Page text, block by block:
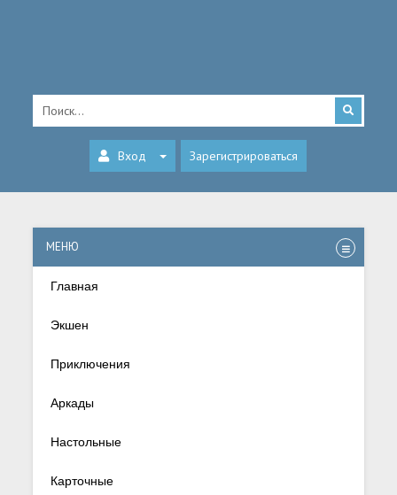
Вход Зарегистрироваться
МЕНЮ
Главная
Экшен
Приключения
Аркады
Настольные
Карточные